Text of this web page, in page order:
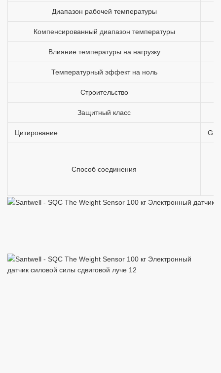
Диапазон рабочей температуры
Компенсированный диапазон температуры
Влияние температуры на нагрузку
Температурный эффект на ноль
Строительство
Защитный класс
Цитирование
Способ соединения